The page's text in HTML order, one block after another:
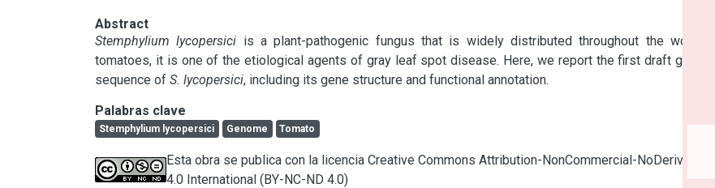
Abstract
Stemphylium lycopersici is a plant-pathogenic fungus that is widely distributed throughout the world. In
tomatoes, it is one of the etiological agents of gray leaf spot disease. Here, we report the first draft genome
sequence of S. lycopersici, including its gene structure and functional annotation.
Palabras clave
Stemphylium lycopersici Genome Tomato
Esta obra se publica con la licencia Creative Commons Attribution-NonCommercial-NoDerivatives
4.0 International (BY-NC-ND 4.0)